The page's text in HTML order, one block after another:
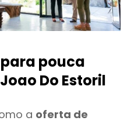
pouca
Do Estoril
a oferta de